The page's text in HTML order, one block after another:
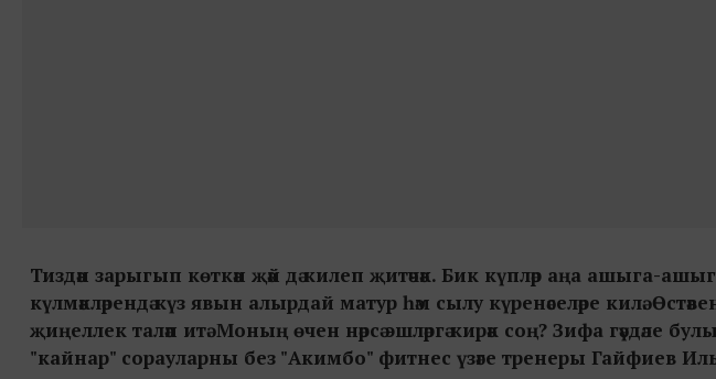
Тиздән зарыгып көткән җәй дә килеп җитәчәк. Бик күпләр аңа ашыга-
күлмәкләрендә күз явын алырдай матур һәм сылу күренәселәре килә.
җиңеллек таләп итә. Моның өчен нәрсә эшләргә кирәк соң? Зифа гәүдәле
"кайнар" сорауларны без "Акимбо" фитнес үзәге тренеры Гайфиев